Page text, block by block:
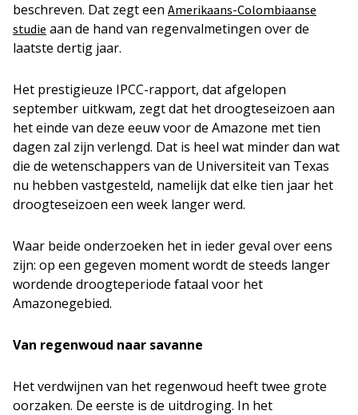
beschreven. Dat zegt een Amerikaans-Colombiaanse
studie aan de hand van regenvalmetingen over de
laatste dertig jaar.
Het prestigieuze IPCC-rapport, dat afgelopen
september uitkwam, zegt dat het droogteseizoen aan
het einde van deze eeuw voor de Amazone met tien
dagen zal zijn verlengd. Dat is heel wat minder dan wat
die de wetenschappers van de Universiteit van Texas
nu hebben vastgesteld, namelijk dat elke tien jaar het
droogteseizoen een week langer werd.
Waar beide onderzoeken het in ieder geval over eens
zijn: op een gegeven moment wordt de steeds langer
wordende droogteperiode fataal voor het
Amazonegebied.
Van regenwoud naar savanne
Het verdwijnen van het regenwoud heeft twee grote
oorzaken. De eerste is de uitdroging. In het